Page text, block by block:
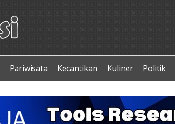
Pariwisata Kecantikan Kuliner Politik